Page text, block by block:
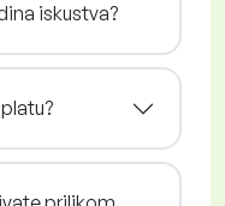
iskustva?